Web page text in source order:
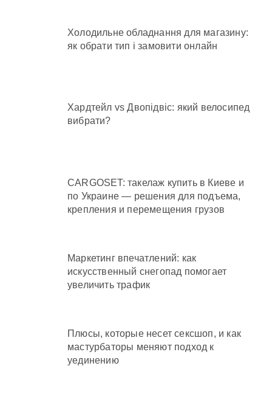
Холодильне обладнання для магазину:
як обрати тип і замовити онлайн
Хардтейл vs Двопідвіс: який велосипед
вибрати?
CARGOSET: такелаж купить в Киеве и
по Украине — решения для подъема,
крепления и перемещения грузов
Маркетинг впечатлений: как
искусственный снегопад помогает
увеличить трафик
Плюсы, которые несет сексшоп, и как
мастурбаторы меняют подход к
уединению